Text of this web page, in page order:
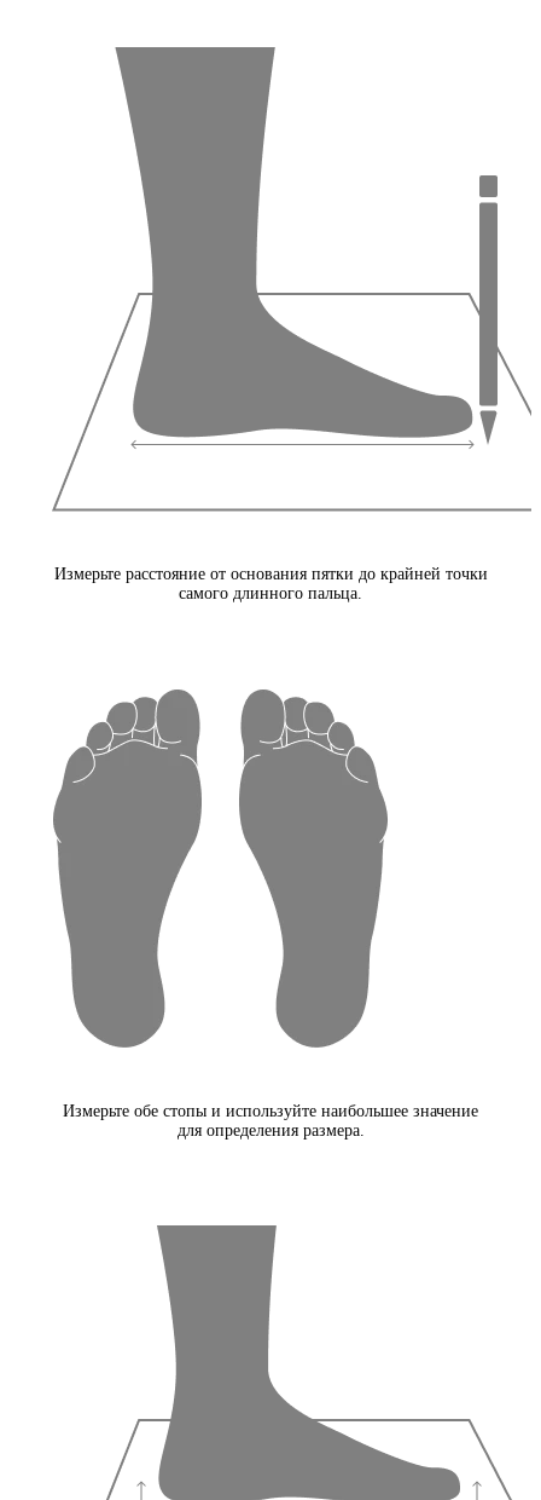
Измерьте расстояние от основания пятки до крайней точки
самого длинного пальца.
Измерьте обе стопы и используйте наибольшее значение
для определения размера.